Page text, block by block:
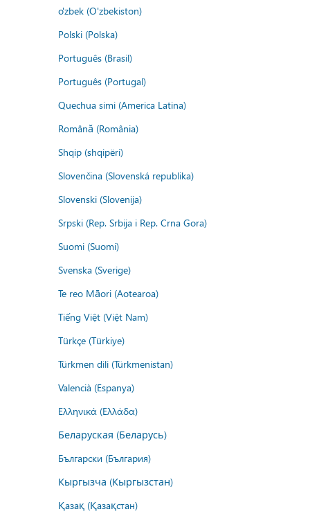
o'zbek (O'zbekiston)
Polski (Polska)
Português (Brasil)
Português (Portugal)
Quechua simi (America Latina)
Română (România)
Shqip (shqipëri)
Slovenčina (Slovenská republika)
Slovenski (Slovenija)
Srpski (Rep. Srbija i Rep. Crna Gora)
Suomi (Suomi)
Svenska (Sverige)
Te reo Māori (Aotearoa)
Tiếng Việt (Việt Nam)
Türkçe (Türkiye)
Türkmen dili (Türkmenistan)
Valencià (Espanya)
Ελληνικά (Ελλάδα)
Беларуская (Беларусь)
Български (България)
Кыргызча (Кыргызстан)
Қазақ (Қазақстан)